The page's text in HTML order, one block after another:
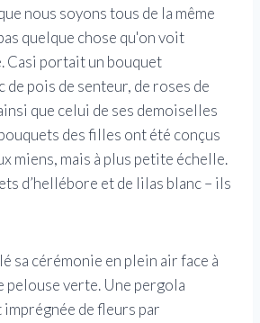
nous soyons tous de la même
quelque chose qu'on voit
Casi portait un bouquet
pois de senteur, de roses de
que celui de ses demoiselles
des filles ont été conçus
miens, mais à plus petite échelle.
d’hellébore et de lilas blanc – ils
sa cérémonie en plein air face à
pelouse verte. Une pergola
de fleurs par